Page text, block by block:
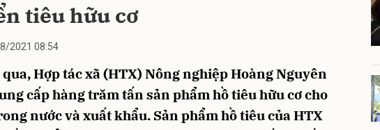
tiêu hữu cơ
2021 08:54
Hợp tác xã (HTX) Nông nghiệp Hoàng Nguyên
cấp hàng trăm tấn sản phẩm hồ tiêu hữu cơ cho
nước và xuất khẩu. Sản phẩm hồ tiêu của HTX